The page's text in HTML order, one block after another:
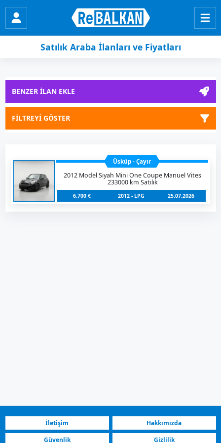
Satılık Araba İlanları ve Fiyatları
BENZER İLAN EKLE
FİLTREYİ GÖSTER
Üsküp - Çayır
2012 Model Siyah Mini One Coupe Manuel Vites
233000 km Satılık
6.700 € 2012 - LPG 25.07.2026
İletişim
Hakkımızda
Güvenlik
Gizlilik